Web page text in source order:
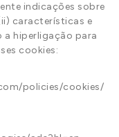
indicações sobre
características e
a hiperligação para
cookies:
policies/cookies/